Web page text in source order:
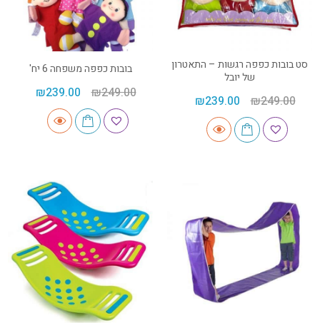
סט בובות כפפה רגשות – התאטרון
של יובל
₪249.00
₪239.00
בובות כפפה משפחה 6 יח'
₪249.00
₪239.00